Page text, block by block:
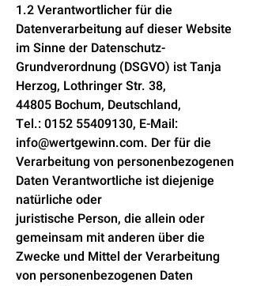
1.2 Verantwortlicher für die
Datenverarbeitung auf dieser Website
im Sinne der Datenschutz-
Grundverordnung (DSGVO) ist Tanja
Herzog, Lothringer Str. 38,
44805 Bochum, Deutschland,
Tel.:0152 55409130, E-Mail:
info@wertgewinn.com. Der für die
Verarbeitung von personenbezogenen
Daten Verantwortliche ist diejenige
natürliche oder
juristische Person, die allein oder
gemeinsam mit anderen über die
Zwecke und Mittel der Verarbeitung
von personenbezogenen Daten